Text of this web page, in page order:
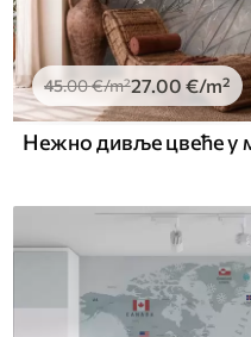
45.00€/m²27.00 €/m²